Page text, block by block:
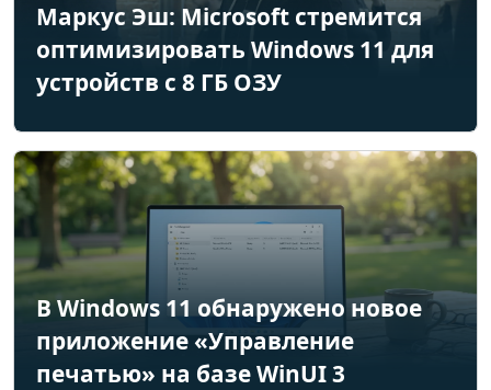
Маркус Эш: Microsoft стремится
оптимизировать Windows 11 для
устройств с 8 ГБ ОЗУ
В Windows 11 обнаружено новое
приложение «Управление
печатью» на базе WinUI 3